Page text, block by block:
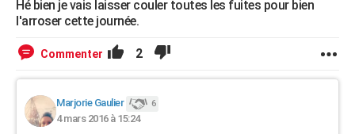
Hé bien je vais laisser couler toutes les fuites pour bien
l'arroser cette journée.
Commenter 2
Marjorie Gaulier 6
4 mars 2016 à 15:24